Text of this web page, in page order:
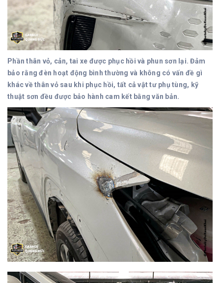
Phần thân vỏ, cản, tai xe được phục hồi và phun sơn lại. Đảm
bảo rằng đèn hoạt động bình thường và không có vấn đề gì
khác về thân vỏ sau khi phục hồi, tất cả vật tư phụ tùng, kỹ
thuật sơn đều được bảo hành cam kết bằng văn bản.